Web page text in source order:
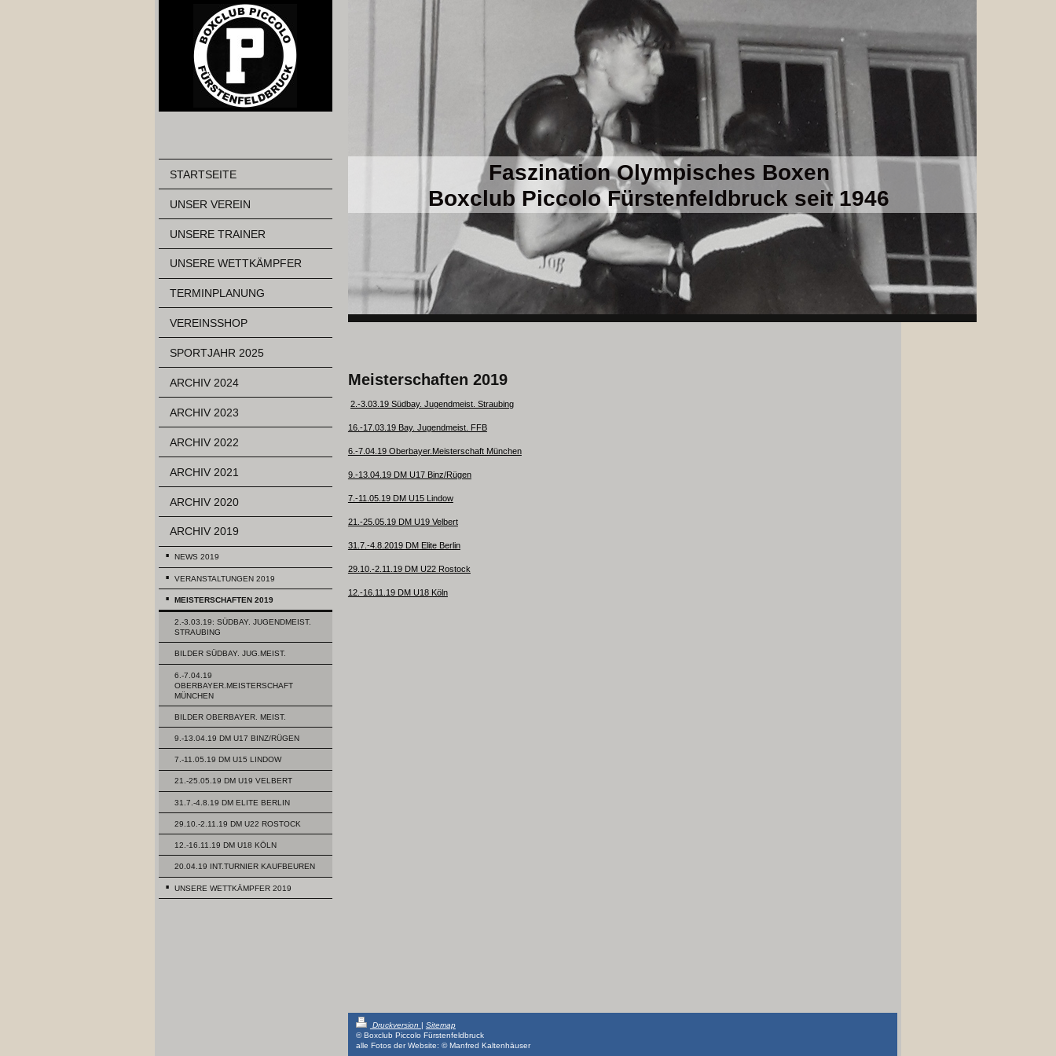
STARTSEITE
UNSER VEREIN
UNSERE TRAINER
UNSERE WETTKÄMPFER
TERMINPLANUNG
VEREINSSHOP
SPORTJAHR 2025
ARCHIV 2024
ARCHIV 2023
ARCHIV 2022
ARCHIV 2021
ARCHIV 2020
ARCHIV 2019
NEWS 2019
VERANSTALTUNGEN 2019
MEISTERSCHAFTEN 2019
2.-3.03.19: SÜDBAY. JUGENDMEIST.
STRAUBING
BILDER SÜDBAY. JUG.MEIST.
6.-7.04.19
OBERBAYER.MEISTERSCHAFT
MÜNCHEN
BILDER OBERBAYER. MEIST.
9.-13.04.19 DM U17 BINZ/RÜGEN
7.-11.05.19 DM U15 LINDOW
21.-25.05.19 DM U19 VELBERT
31.7.-4.8.19 DM ELITE BERLIN
29.10.-2.11.19 DM U22 ROSTOCK
12.-16.11.19 DM U18 KÖLN
20.04.19 INT.TURNIER KAUFBEUREN
UNSERE WETTKÄMPFER 2019
Faszination Olympisches Boxen
Boxclub Piccolo Fürstenfeldbruck seit 1946
Meisterschaften 2019
2.-3.03.19 Südbay. Jugendmeist. Straubing
16.-17.03.19 Bay. Jugendmeist. FFB
6.-7.04.19 Oberbayer.Meisterschaft München
9.-13.04.19 DM U17 Binz/Rügen
7.-11.05.19 DM U15 Lindow
21.-25.05.19 DM U19 Velbert
31.7.-4.8.2019 DM Elite Berlin
29.10.-2.11.19 DM U22 Rostock
12.-16.11.19 DM U18 Köln
Druckversion | Sitemap
© Boxclub Piccolo Fürstenfeldbruck
alle Fotos der Website: © Manfred Kaltenhäuser